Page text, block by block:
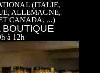
(ITALIE,
ALLEMAGNE,
CANADA, ...)
à 12h